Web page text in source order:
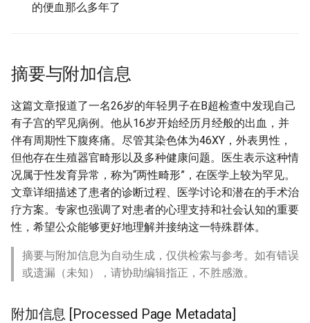
的便血那么多年了
摘要与附加信息
这篇文章报道了一名26岁的年轻男子在B超检查中发现自己
有子宫的罕见病例。他从16岁开始经历月经般的出血，并
伴有周期性下腹疼痛。尽管其染色体为46XY，外表男性，
但他存在生殖器官畸形以及多种健康问题。医生表示这种情
况属于性发育异常，称为“两性畸形”，在医学上较为罕见。
文章详细描述了患者的诊断过程、医学讨论和潜在的手术治
疗方案。专家也强调了对患者的心理支持和社会认知的重要
性，希望公众能够更好地理解并接纳这一特殊群体。
摘要与附加信息为自动生成，仅供检索与参考。如有错误
或遗漏（未知），请协助编辑指正，不胜感激。
附加信息 [Processed Page Metadata]